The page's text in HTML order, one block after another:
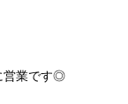
営業です◎